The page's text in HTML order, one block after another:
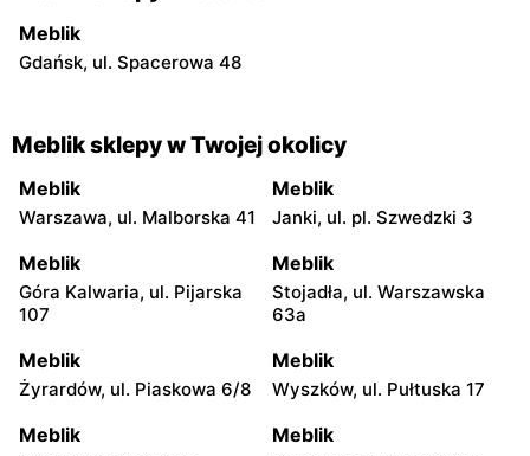
Meblik
Gdańsk, ul. Spacerowa 48
Meblik sklepy w Twojej okolicy
Meblik
Warszawa, ul. Malborska 41
Meblik
Janki, ul. pl. Szwedzki 3
Meblik
Góra Kalwaria, ul. Pijarska
107
Meblik
Stojadła, ul. Warszawska
63a
Meblik
Żyrardów, ul. Piaskowa 6/8
Meblik
Wyszków, ul. Pułtuska 17
Meblik Meblik